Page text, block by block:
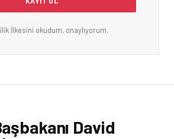
İlkesini okudum, onaylıyorum.
David